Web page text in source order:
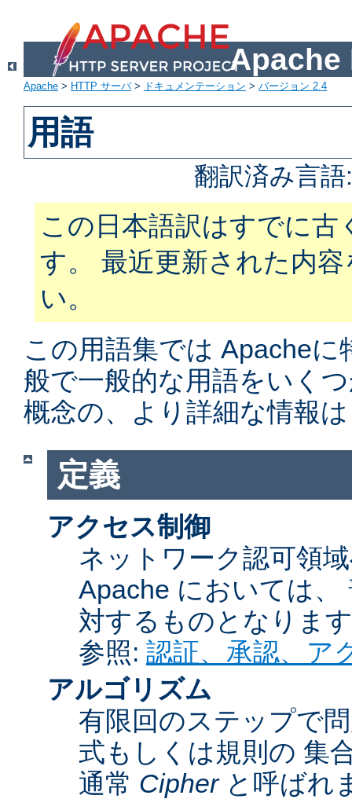
Apache
Apache > HTTP サーバ> ドキュメンテーション > バージョン 2.4
用語
翻訳済み言
この日本語訳はすでに
す。 最近更新された内
い。
この用語集では Apache
般で一般的な用語をいく
概念の、より詳細な情報
定義
アクセス制御
ネットワーク認可領
Apache においては
対するものとなりま
参照: 認証、承認、ア
アルゴリズム
有限回のステップで
式もしくは規則の 集
通常 Cipherと呼ばれ